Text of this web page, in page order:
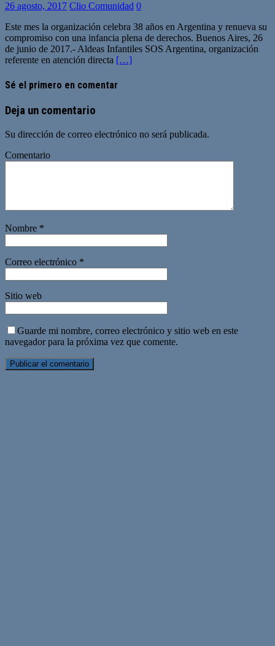
26 agosto, 2017 Clio Comunidad 0
Este mes la organización celebra 38 años en Argentina y renueva su
compromiso con una infancia plena de derechos. Buenos Aires, 26
de junio de 2017.- Aldeas Infantiles SOS Argentina, organización
referente en atención directa […]
Sé el primero en comentar
Deja un comentario
Su dirección de correo electrónico no será publicada.
Comentario
Nombre *
Correo electrónico *
Sitio web
Guarde mi nombre, correo electrónico y sitio web en este
navegador para la próxima vez que comente.